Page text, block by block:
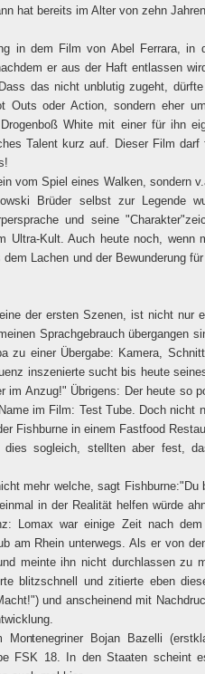
hat bereits im Alter von zehn
in dem Film von Abel Ferrara, in
er aus der Haft entlassen
das nicht unblutig zugeht,
oder Action, sondern eher
White mit einer für ihn
Talent kurz auf. Dieser Film
vom Spiel eines Walken, sondern
Brüder selbst zur Legende
und seine
Ultra-Kult. Auch heute noch, wenn
Lachen und der Bewunderung
der ersten Szenen, ist nicht nur
Sprachgebrauch übergangen
zu einer Übergabe: Kamera,
inszenierte sucht bis heute
im Anzug!" Übrigens: Der heute so
im Film: Test Tube. Doch nicht
Fishburne in einem Fastfood
sogleich, stellten aber fest,
mehr welche, sagt
in der Realität helfen würde
Lomax war einige Zeit nach
am Rhein unterwegs. Als er von
meinte ihn nicht durchlassen zu
blitzschnell und zitierte eben
und anscheinend mit
Bojan Bazelli
FSK 18. In den Staaten scheint